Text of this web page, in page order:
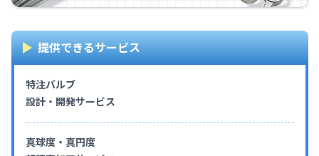
提供できるサービス
特注バルブ
設計・開発サービス
真球度・真円度